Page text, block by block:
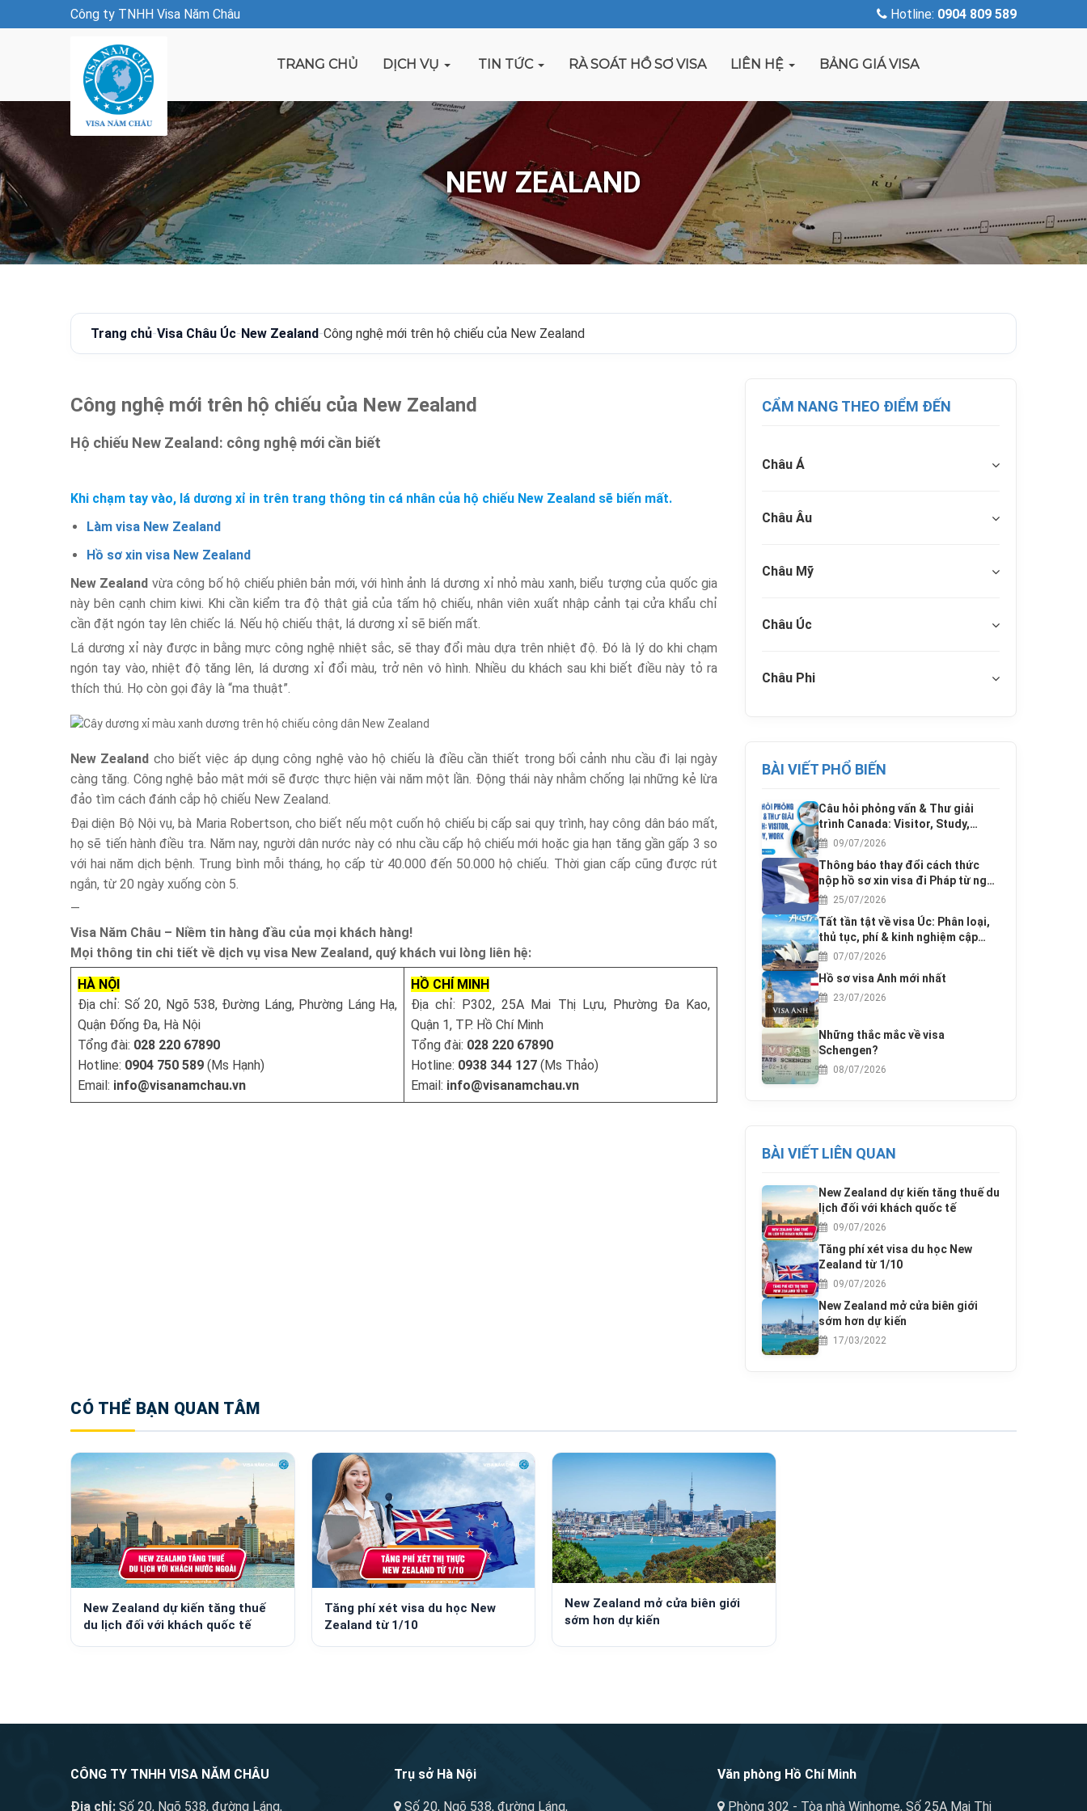
Công ty TNHH Visa Năm Châu Hotline: 0904 809 589
TRANG CHỦ DỊCH VỤ TIN TỨC RÀ SOÁT HỒ SƠ VISA LIÊN HỆ BẢNG GIÁ VISA
NEW ZEALAND
Trang chủ-Visa Châu Úc- New Zealand-Công nghệ mới trên hộ chiếu của New Zealand
Công nghệ mới trên hộ chiếu của New Zealand
Hộ chiếu New Zealand: công nghệ mới cần biết
Khi chạm tay vào, lá dương xỉ in trên trang thông tin cá nhân của hộ chiếu New Zealand sẽ biến mất.
Làm visa New Zealand
Hồ sơ xin visa New Zealand
New Zealand vừa công bố hộ chiếu phiên bản mới, với hình ảnh lá dương xỉ nhỏ màu xanh, biểu tượng của quốc gia
này bên cạnh chim kiwi. Khi cần kiểm tra độ thật giả của tấm hộ chiếu, nhân viên xuất nhập cảnh tại cửa khẩu chỉ
cần đặt ngón tay lên chiếc lá. Nếu hộ chiếu thật, lá dương xỉ sẽ biến mất.
Lá dương xỉ này được in bằng mực công nghệ nhiệt sắc, sẽ thay đổi màu dựa trên nhiệt độ. Đó là lý do khi chạm
ngón tay vào, nhiệt độ tăng lên, lá dương xỉ đổi màu, trở nên vô hình. Nhiều du khách sau khi biết điều này tỏ ra
thích thú. Họ còn gọi đây là “ma thuật”.
New Zealand cho biết việc áp dụng công nghệ vào hộ chiếu là điều cần thiết trong bối cảnh nhu cầu đi lại ngày
càng tăng. Công nghệ bảo mật mới sẽ được thực hiện vài năm một lần. Động thái này nhằm chống lại những kẻ lừa
đảo tìm cách đánh cắp hộ chiếu New Zealand.
Đại diện Bộ Nội vụ, bà Maria Robertson, cho biết nếu một cuốn hộ chiếu bị cấp sai quy trình, hay công dân báo mất,
họ sẽ tiến hành điều tra. Năm nay, người dân nước này có nhu cầu cấp hộ chiếu mới hoặc gia hạn tăng gần gấp 3 so
với hai năm dịch bệnh. Trung bình mỗi tháng, họ cấp từ 40.000 đến 50.000 hộ chiếu. Thời gian cấp cũng được rút
ngắn, từ 20 ngày xuống còn 5.
—
Visa Năm Châu – Niềm tin hàng đầu của mọi khách hàng!
Mọi thông tin chi tiết về dịch vụ visa New Zealand, quý khách vui lòng liên hệ:
HÀ NỘI
Địa chỉ: Số 20, Ngõ 538, Đường Láng, Phường Láng Hạ,
Quận Đống Đa, Hà Nội
Tổng đài: 028 220 67890
Hotline: 0904 750 589 (Ms Hạnh)
Email: info@visanamchau.vn
HỒ CHÍ MINH
Địa chỉ: P302, 25A Mai Thị Lựu, Phường Đa Kao,
Quận 1, TP. Hồ Chí Minh
Tổng đài: 028 220 67890
Hotline: 0938 344 127 (Ms Thảo)
Email: info@visanamchau.vn
CẨM NANG THEO ĐIỂM ĐẾN
Châu Á
Châu Âu
Châu Mỹ
Châu Úc
Châu Phi
BÀI VIẾT PHỔ BIẾN
Câu hỏi phỏng vấn & Thư giải
trình Canada: Visitor, Study,
Work09/07/2026
Thông báo thay đổi cách thức
nộp hồ sơ xin visa đi Pháp từ ngày
17/3/2016
25/07/2026
Tất tần tật về visa Úc: Phân loại,
thủ tục, phí & kinh nghiệm cập
nhật 2025
07/07/2026
Hồ sơ visa Anh mới nhất
23/07/2026
Những thắc mắc về visa
Schengen?
08/07/2026
BÀI VIẾT LIÊN QUAN
New Zealand dự kiến tăng thuế du
lịch đối với khách quốc tế
09/07/2026
Tăng phí xét visa du học New
Zealand từ 1/10
09/07/2026
New Zealand mở cửa biên giới
sớm hơn dự kiến
17/03/2022
CÓ THỂ BẠN QUAN TÂM
New Zealand dự kiến tăng thuế
du lịch đối với khách quốc tế
Tăng phí xét visa du học New
Zealand từ 1/10
New Zealand mở cửa biên giới
sớm hơn dự kiến
CÔNG TY TNHH VISA NĂM CHÂU
Địa chỉ: Số 20, Ngõ 538, đường Láng,
Trụ sở Hà Nội
Số 20, Ngõ 538, đường Láng,
Văn phòng Hồ Chí Minh
Phòng 302 - Tòa nhà Winhome, Số 25A Mai Thị